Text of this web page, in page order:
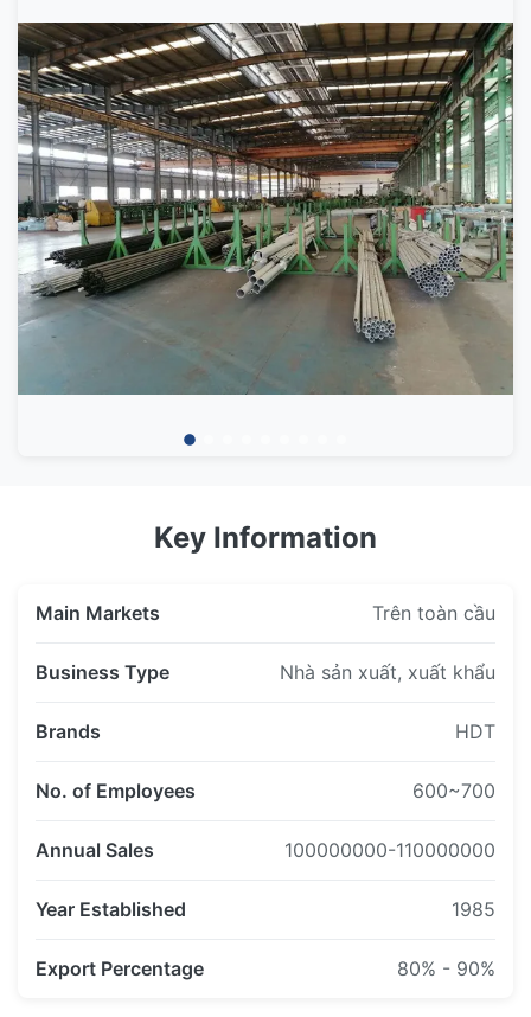
năm 2018, và là công ty con của Zhangjiagang Hua
Dong Boiler Co., Ltd. Công ty đã phát triển rất nhanh
và trở thành nhà cung cấp hàng đầu cho các ống và
tấm nồi hơi với số lượng lớn.
Key Information
Main Markets Trên toàn cầu
Business Type Nhà sản xuất, xuất khẩu
Brands HDT
No. of Employees 600~700
Annual Sales 100000000-110000000
Year Established 1985
Export Percentage 80% - 90%